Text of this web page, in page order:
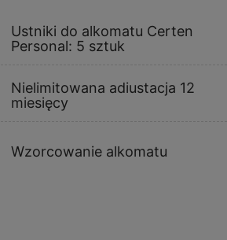
Ustniki do alkomatu Certen
Personal: 5 sztuk
Nielimitowana adiustacja 12
miesięcy
Wzorcowanie alkomatu